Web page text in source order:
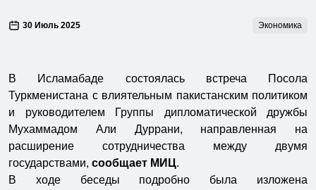
30 Июль 2025 Экономика
В Исламабаде состоялась встреча Посола
Туркменистана с влиятельным пакистанским политиком
и руководителем Группы дипломатической дружбы
Мухаммадом Али Дуррани, направленная на
расширение сотрудничества между двумя
государствами, сообщает МИЦ.
В ходе беседы подробно была изложена